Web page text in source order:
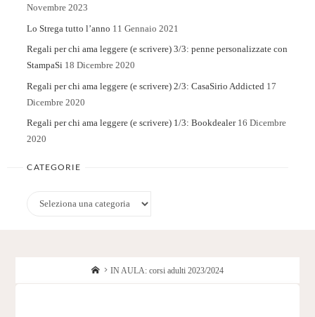
Novembre 2023
Lo Strega tutto l’anno 11 Gennaio 2021
Regali per chi ama leggere (e scrivere) 3/3: penne personalizzate con
StampaSi 18 Dicembre 2020
Regali per chi ama leggere (e scrivere) 2/3: CasaSirio Addicted 17
Dicembre 2020
Regali per chi ama leggere (e scrivere) 1/3: Bookdealer 16 Dicembre
2020
CATEGORIE
Categorie
HomeIN AULA: corsi adulti 2023/2024